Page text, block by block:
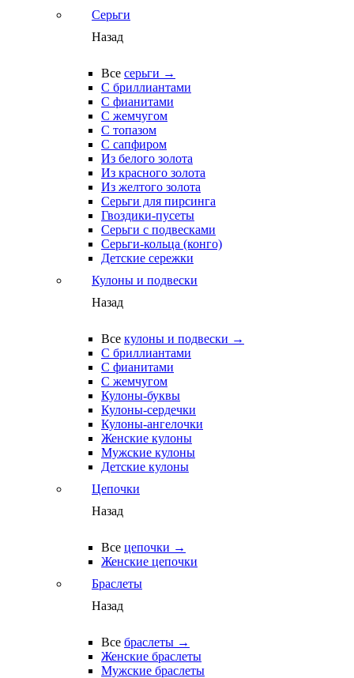
Серьги
Назад
Все серьги →
С бриллиантами
С фианитами
С жемчугом
С топазом
С сапфиром
Из белого золота
Из красного золота
Из желтого золота
Серьги для пирсинга
Гвоздики-пусеты
Серьги с подвесками
Серьги-кольца (конго)
Детские сережки
Кулоны и подвески
Назад
Все кулоны и подвески →
С бриллиантами
С фианитами
С жемчугом
Кулоны-буквы
Кулоны-сердечки
Кулоны-ангелочки
Женские кулоны
Мужские кулоны
Детские кулоны
Цепочки
Назад
Все цепочки →
Женские цепочки
Браслеты
Назад
Все браслеты →
Женские браслеты
Мужские браслеты